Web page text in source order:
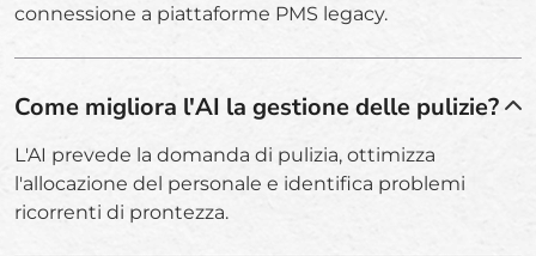
connessione a piattaforme PMS legacy.
Come migliora l'AI la gestione delle pulizie?
L'AI prevede la domanda di pulizia, ottimizza
l'allocazione del personale e identifica problemi
ricorrenti di prontezza.